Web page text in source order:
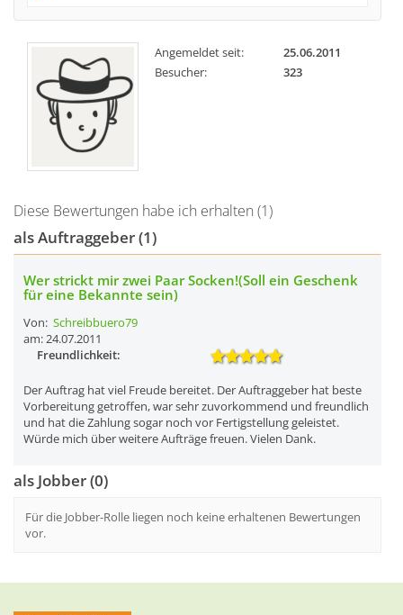
Angemeldet seit:
25.06.2011
Besucher:
323
Diese Bewertungen habe ich erhalten (1)
als Auftraggeber (1)
Wer strickt mir zwei Paar Socken!(Soll ein Geschenk
für eine Bekannte sein)
Von: Schreibbuero79
am: 24.07.2011
Freundlichkeit:
Der Auftrag hat viel Freude bereitet. Der Auftraggeber hat beste
Vorbereitung getroffen, war sehr zuvorkommend und freundlich
und hat die Zahlung sogar noch vor Fertigstellung geleistet.
Würde mich über weitere Aufträge freuen. Vielen Dank.
als Jobber (0)
Für die Jobber-Rolle liegen noch keine erhaltenen Bewertungen
vor.